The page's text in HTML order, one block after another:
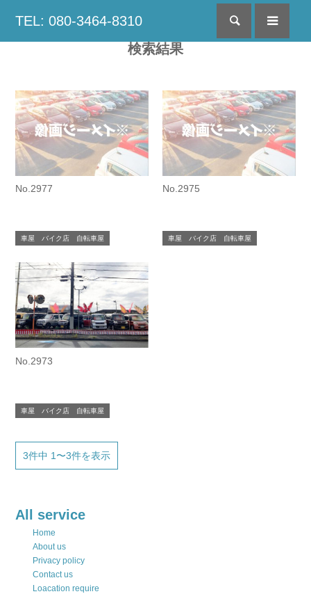
TEL: 080-3464-8310 検索
検索結果
No.2977
車屋 バイク店 自転車屋
No.2975
車屋 バイク店 自転車屋
No.2973
車屋 バイク店 自転車屋
3件中 1〜3件を表示
All service
Home
About us
Privacy policy
Contact us
Loacation require